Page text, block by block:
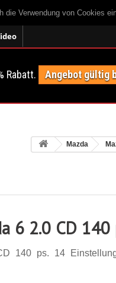
Verwendung von Cookies
Rabatt. Angebot gültig
Mazda
6 2.0 CD 140
140 ps. 14